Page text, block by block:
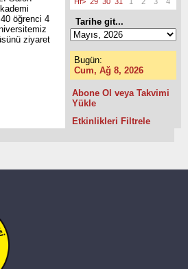
öğrenci 4
ziyaret
Tarihe git...
Bugün:
Cum, Ağ 8, 2026
Abone Ol veya Takvimi
Yükle
Etkinlikleri Filtrele